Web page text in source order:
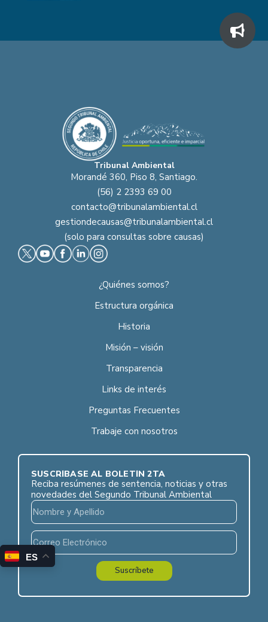
Tribunal Ambiental
Morandé 360, Piso 8, Santiago.
(56) 2 2393 69 00
contacto@tribunalambiental.cl
gestiondecausas@tribunalambiental.cl
(solo para consultas sobre causas)
¿Quiénes somos?
Estructura orgánica
Historia
Misión – visión
Transparencia
Links de interés
Preguntas Frecuentes
Trabaje con nosotros
SUSCRÍBASE AL BOLETÍN 2TA
Reciba resúmenes de sentencia, noticias y otras
novedades del Segundo Tribunal Ambiental
Suscríbete
ES